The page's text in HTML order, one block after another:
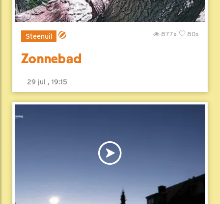
Steenuil 80x
877x
Zonnebad
29 jul , 19:15